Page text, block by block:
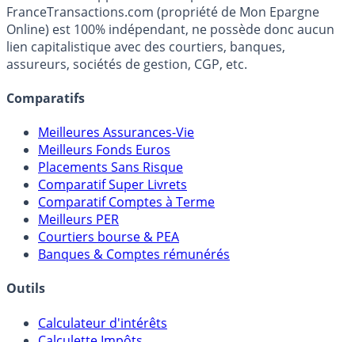
Média indépendant de référence sur l'épargne, la
fiscalité et les opportunités de placement.
FranceTransactions.com (propriété de Mon Epargne
Online) est 100% indépendant, ne possède donc aucun
lien capitalistique avec des courtiers, banques,
assureurs, sociétés de gestion, CGP, etc.
Comparatifs
Meilleures Assurances-Vie
Meilleurs Fonds Euros
Placements Sans Risque
Comparatif Super Livrets
Comparatif Comptes à Terme
Meilleurs PER
Banques & Comptes rémunérés
Outils